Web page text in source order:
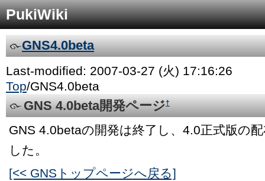
PukiWiki
GNS4.0beta
Last-modified: 2007-03-27 (火) 17:16:26
Top/GNS4.0beta
GNS 4.0beta開発ページ†
GNS 4.0betaの開発は終了し、4.0正式版の
した。
[<< GNSトップページへ戻る]